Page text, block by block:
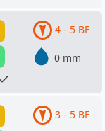
4 - 5 BF
0 mm
3 - 5 BF